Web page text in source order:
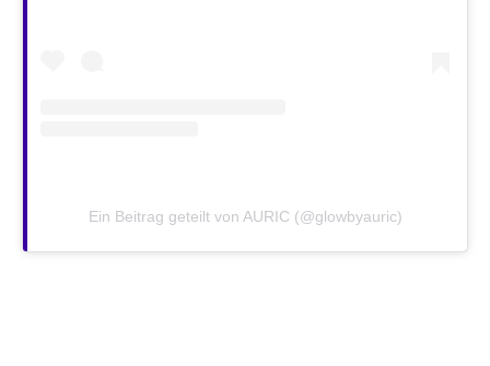
Ein Beitrag geteilt von AURIC (@glowbyauric)